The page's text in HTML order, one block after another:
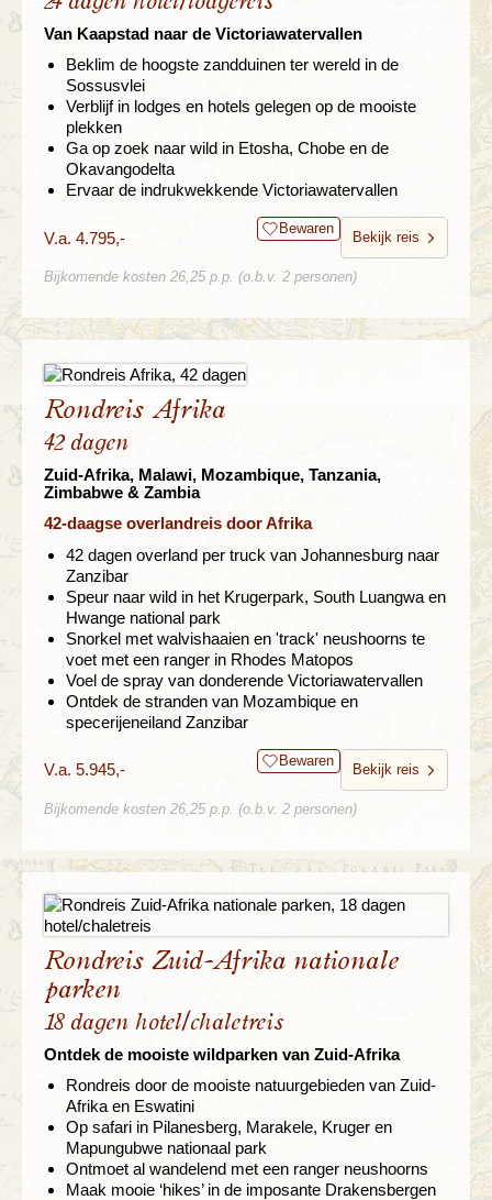
Van Kaapstad naar de Victoriawatervallen
Beklim de hoogste zandduinen ter wereld in de
Sossusvlei
Verblijf in lodges en hotels gelegen op de mooiste
plekken
Ga op zoek naar wild in Etosha, Chobe en de
Okavangodelta
Ervaar de indrukwekkende Victoriawatervallen
V.a. 4.795,- Bewaren
Bekijk reis
Bijkomende kosten 26,25 p.p. (o.b.v. 2 personen)
Rondreis Afrika
42 dagen
Zuid-Afrika, Malawi, Mozambique, Tanzania,
Zimbabwe & Zambia
42-daagse overlandreis door Afrika
42 dagen overland per truck van Johannesburg naar
Zanzibar
Speur naar wild in het Krugerpark, South Luangwa en
Hwange national park
Snorkel met walvishaaien en 'track' neushoorns te
voet met een ranger in Rhodes Matopos
Voel de spray van donderende Victoriawatervallen
Ontdek de stranden van Mozambique en
specerijeneiland Zanzibar
V.a. 5.945,- Bewaren
Bekijk reis
Bijkomende kosten 26,25 p.p. (o.b.v. 2 personen)
Rondreis Zuid-Afrika nationale
parken
18 dagen hotel/chaletreis
Ontdek de mooiste wildparken van Zuid-Afrika
Rondreis door de mooiste natuurgebieden van Zuid-
Afrika en Eswatini
Op safari in Pilanesberg, Marakele, Kruger en
Mapungubwe nationaal park
Ontmoet al wandelend met een ranger neushoorns
Maak mooie ‘hikes’ in de imposante Drakensbergen